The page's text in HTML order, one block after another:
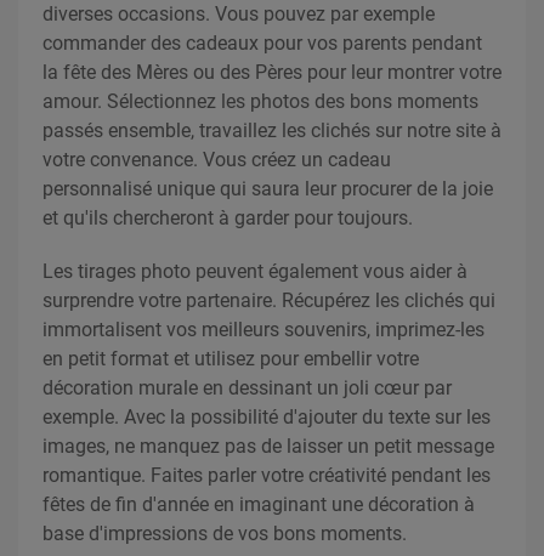
diverses occasions. Vous pouvez par exemple
commander des cadeaux pour vos parents pendant
la fête des Mères ou des Pères pour leur montrer votre
amour. Sélectionnez les photos des bons moments
passés ensemble, travaillez les clichés sur notre site à
votre convenance. Vous créez un cadeau
personnalisé unique qui saura leur procurer de la joie
et qu'ils chercheront à garder pour toujours.
Les tirages photo peuvent également vous aider à
surprendre votre partenaire. Récupérez les clichés qui
immortalisent vos meilleurs souvenirs, imprimez-les
en petit format et utilisez pour embellir votre
décoration murale en dessinant un joli cœur par
exemple. Avec la possibilité d'ajouter du texte sur les
images, ne manquez pas de laisser un petit message
romantique. Faites parler votre créativité pendant les
fêtes de fin d'année en imaginant une décoration à
base d'impressions de vos bons moments.